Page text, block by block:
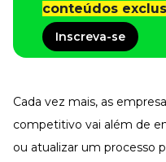
Gestão de
Eleve os resultados da
Gestão de
Recursos Humanos
Fortaleça a cultura
Treinamento de
Desenvolva a sua
conteúdos
Inscreva-se
Cada vez mais, as
competitivo vai além de
ou atualizar um processo